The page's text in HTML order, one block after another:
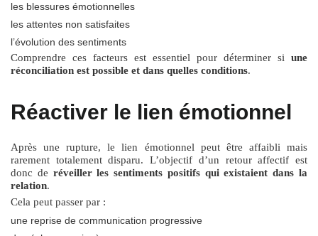
les blessures émotionnelles
les attentes non satisfaites
l’évolution des sentiments
Comprendre ces facteurs est essentiel pour déterminer si une
réconciliation est possible et dans quelles conditions.
Réactiver le lien émotionnel
Après une rupture, le lien émotionnel peut être affaibli mais
rarement totalement disparu. L’objectif d’un retour affectif est
donc de réveiller les sentiments positifs qui existaient dans la
relation.
Cela peut passer par :
une reprise de communication progressive